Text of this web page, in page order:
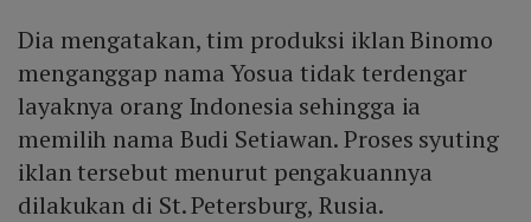
Dia mengatakan, tim produksi iklan Binomo
menganggap nama Yosua tidak terdengar
layaknya orang Indonesia sehingga ia
memilih nama Budi Setiawan. Proses syuting
iklan tersebut menurut pengakuannya
dilakukan di St. Petersburg, Rusia.